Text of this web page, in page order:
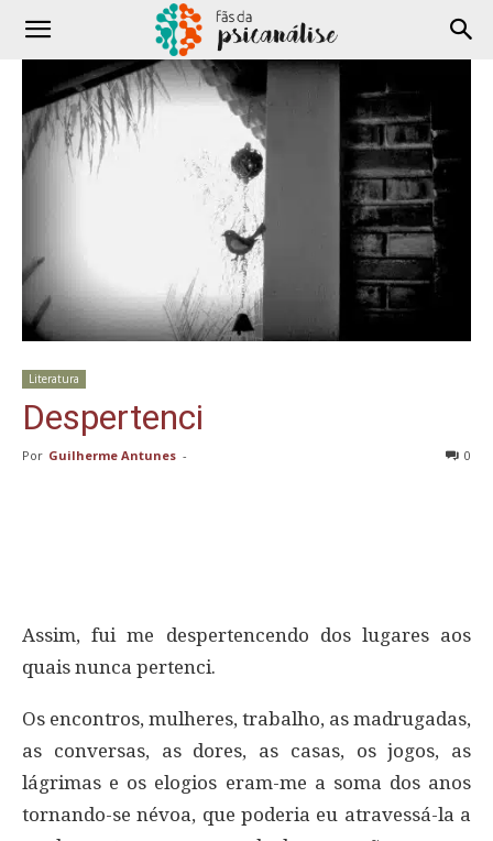
Literatura
Despertenci
Por Guilherme Antunes - 0
Assim, fui me despertencendo dos lugares aos
quais nunca pertenci.
Os encontros, mulheres, trabalho, as madrugadas,
as conversas, as dores, as casas, os jogos, as
lágrimas e os elogios eram-me a soma dos anos
tornando-se névoa, que poderia eu atravessá-la a